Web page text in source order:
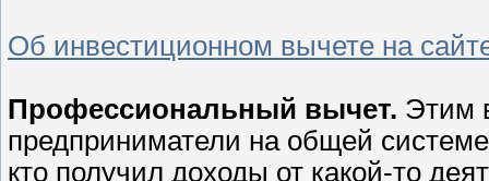
Об инвестиционном вычете на
Профессиональный вычет. Этим
предприниматели на общей
кто получил доходы от какой-то